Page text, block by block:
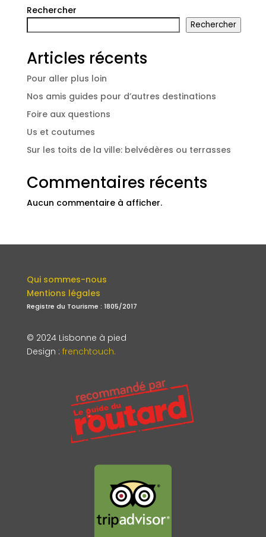
Rechercher
Rechercher
Articles récents
Pour aller plus loin
Nos amis guides pour d’autres destinations
Foire aux questions
Us et coutumes
Sur les toits de la ville: belvédères ou terrasses
Commentaires récents
Aucun commentaire à afficher.
Qui sommes-nous
Mentions légales
Registre du Tourisme : 1805/2017
© 2024 Lisbonne à pied
Design : frenchtouch.